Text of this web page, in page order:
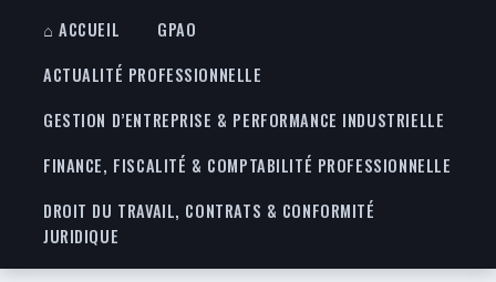
⌂ ACCUEIL
GPAO
ACTUALITÉ PROFESSIONNELLE
GESTION D’ENTREPRISE & PERFORMANCE INDUSTRIELLE
FINANCE, FISCALITÉ & COMPTABILITÉ PROFESSIONNELLE
DROIT DU TRAVAIL, CONTRATS & CONFORMITÉ
JURIDIQUE